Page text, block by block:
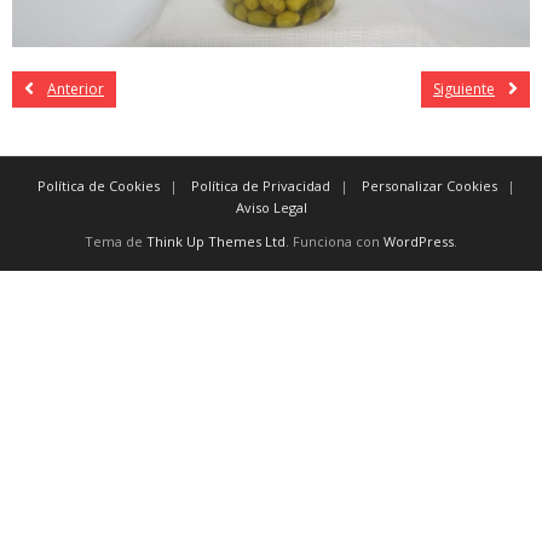
Anterior Siguiente
Política de Cookies Política de Privacidad
Personalizar Cookies
Aviso Legal
Tema de Think Up Themes Ltd. Funciona con WordPress.